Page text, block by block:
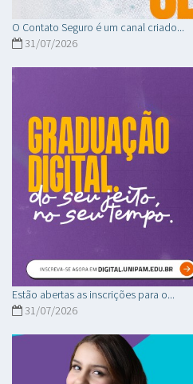
O Contato Seguro é um canal criado...
31/07/2026
Estão abertas as inscrições para o...
31/07/2026